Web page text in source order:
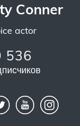
Conner
actor
536